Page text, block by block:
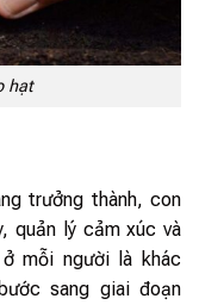
hạt
trưởng thành, con
quản lý cảm xúc và
mỗi người là khác
sang giai đoạn